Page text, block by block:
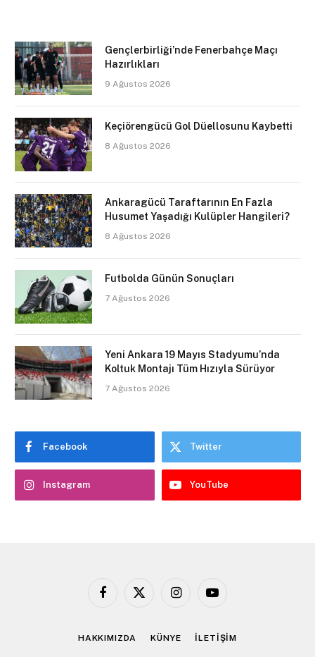
Gençlerbirliği’nde Fenerbahçe Maçı
Hazırlıkları
9 Ağustos 2026
Keçiörengücü Gol Düellosunu Kaybetti
8 Ağustos 2026
Ankaragücü Taraftarının En Fazla
Husumet Yaşadığı Kulüpler Hangileri?
8 Ağustos 2026
Futbolda Günün Sonuçları
7 Ağustos 2026
Yeni Ankara 19 Mayıs Stadyumu’nda
Koltuk Montajı Tüm Hızıyla Sürüyor
7 Ağustos 2026
Facebook Twitter
Instagram YouTube
Facebook
X
InstagramYouTube
HAKKIMIZDA KÜNYE İLETİŞİM